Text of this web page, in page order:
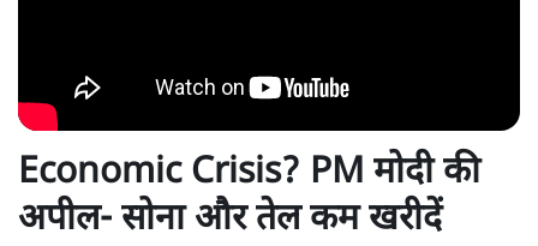
Economic Crisis? PM मोदी की
अपील- सोना और तेल कम खरीदें